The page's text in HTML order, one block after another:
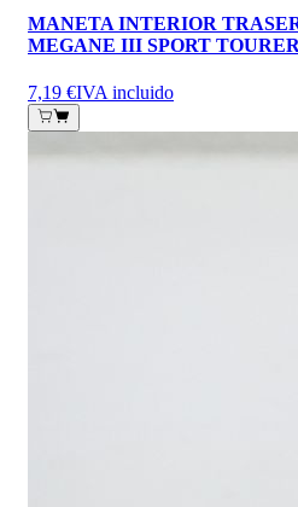
MANETA INTERIOR
MEGANE III SPORT TOURER
7,19 €IVA incluido